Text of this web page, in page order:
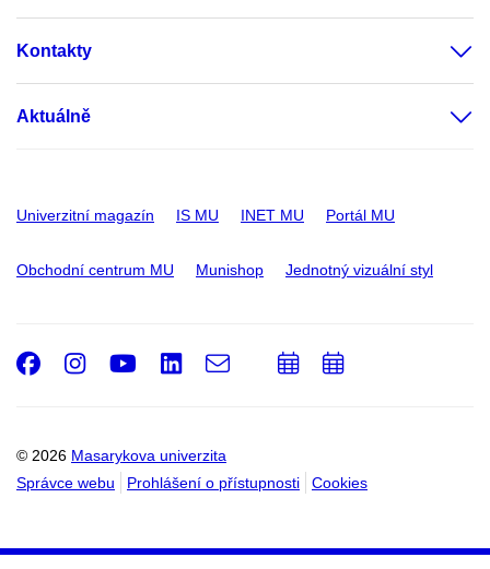
Kontakty
Aktuálně
Univerzitní magazín IS MU INET MU Portál MU
Obchodní centrum MU Munishop Jednotný vizuální styl
© 2026 Masarykova univerzita
Správce webu
Prohlášení o přístupnosti Cookies
Facebook
Instagram
Youtube
LinkedIn
e-
PřidatPřidat